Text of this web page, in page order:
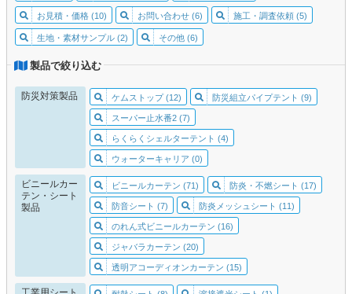
お見積・価格 (10) お問い合わせ (6) 施工・調査依頼 (5)
生地・素材サンプル (2) その他 (6)
製品で絞り込む
防災対策製品 ケムストップ (12) 防災組立パイプテント (9)
スーパー止水番2 (7)
らくらくシェルターテント (4)
ウォーターキャリア (0)
ビニールカー
テン・シート
製品
ビニールカーテン (71) 防炎・不燃シート (17)
防音シート (7) 防炎メッシュシート (11)
のれん式ビニールカーテン (16)
ジャバラカーテン (20)
透明アコーディオンカーテン (15)